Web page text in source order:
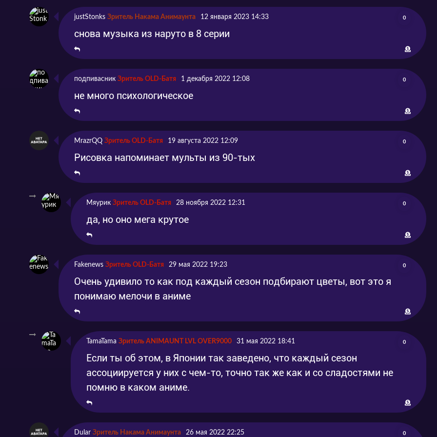
Серия 8 Покидая столицу
Тайра на воде 2021-11-10
2021-11-
10
Серия 10 Битва при Данноура
11 серия 2021-11-25
2021-11-
justStonks Зритель Накама Анимаунта 12 января 2023 14:33 0
снова музыка из наруто в 8 серии
подпивасник Зритель OLD-Батя 1 декабря 2022 12:08 0
не много психологическое
MrazrQQ Зритель OLD-Батя 19 августа 2022 12:09 0
Рисовка напоминает мульты из 90-тых
Мяурик Зритель OLD-Батя 28 ноября 2022 12:31 0
да, но оно мега крутое
Fakenews Зритель OLD-Батя 29 мая 2022 19:23 0
Очень удивило то как под каждый сезон подбирают цветы, вот это я
понимаю мелочи в аниме
TamaTama Зритель ANIMAUNT LVL OVER9000 31 мая 2022 18:41 0
Если ты об этом, в Японии так заведено, что каждый сезон
ассоциируется у них с чем-то, точно так же как и со сладостями не
помню в каком аниме.
Dular Зритель Накама Анимаунта 26 мая 2022 22:25 0